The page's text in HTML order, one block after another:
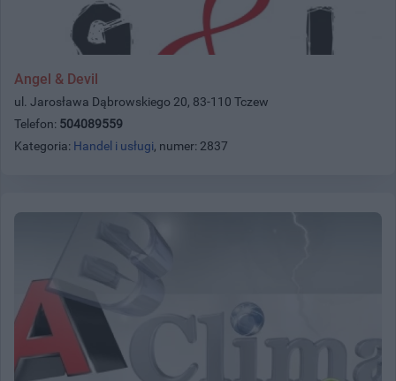
Angel & Devil
ul. Jarosława Dąbrowskiego 20, 83-110 Tczew
Telefon: 504089559
Kategoria: Handel i usługi, numer: 2837